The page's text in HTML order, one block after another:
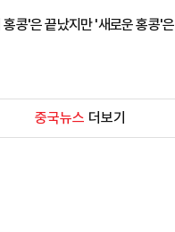
콩'은 끝났지만 '새로운 홍콩'은
중국뉴스 더보기